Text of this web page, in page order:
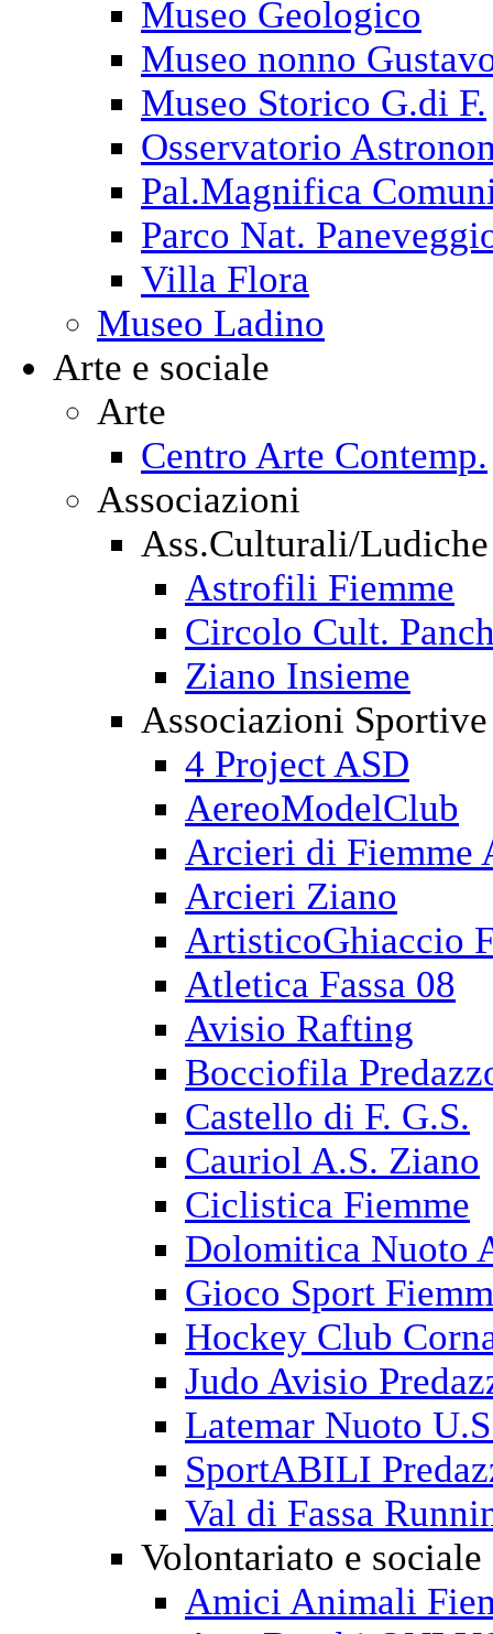
Museo Geologico
Museo nonno
Museo Storico G.di F.
Osservatorio
Pal.Magnifica
Parco Nat.
Villa Flora
Museo Ladino
Arte e sociale
Arte
Centro Arte Contemp.
Associazioni
Ass.Culturali/Ludiche
Astrofili Fiemme
Circolo Cult.
Ziano Insieme
Associazioni Sportive
4 Project ASD
AereoModelClub
Arcieri di Fiemme
Arcieri Ziano
ArtisticoGhiaccio
Atletica Fassa 08
Avisio Rafting
Bocciofila
Castello di F. G.S.
Cauriol A.S. Ziano
Ciclistica Fiemme
Dolomitica Nuoto
Gioco Sport
Hockey Club
Judo Avisio
Latemar Nuoto
SportABILI
Val di Fassa
Volontariato e sociale
Amici Animali